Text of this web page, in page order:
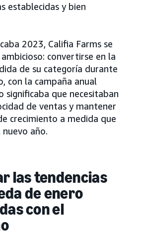
establecidas y bien
2023, Califia Farms se
convertirse en la
de su categoría durante
con la campaña anual
significaba que necesitaban
de ventas y mantener
crecimiento a medida que
nuevo año.
las tendencias
de enero
con el